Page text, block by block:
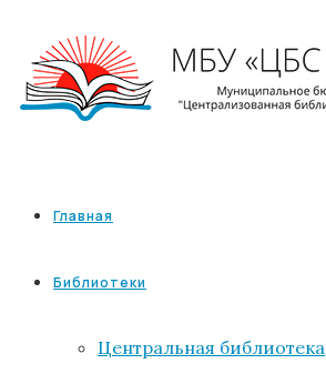
Главная
Библиотеки
Центральная библиотека